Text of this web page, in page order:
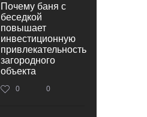
Почему баня с
беседкой
повышает
инвестиционную
привлекательность
загородного
объекта
0 0